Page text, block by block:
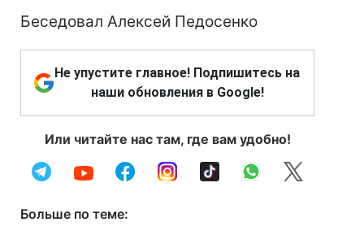
Беседовал Алексей Педосенко
Не упустите главное! Подпишитесь на
наши обновления в Google!
Или читайте нас там, где вам удобно!
Больше по теме: